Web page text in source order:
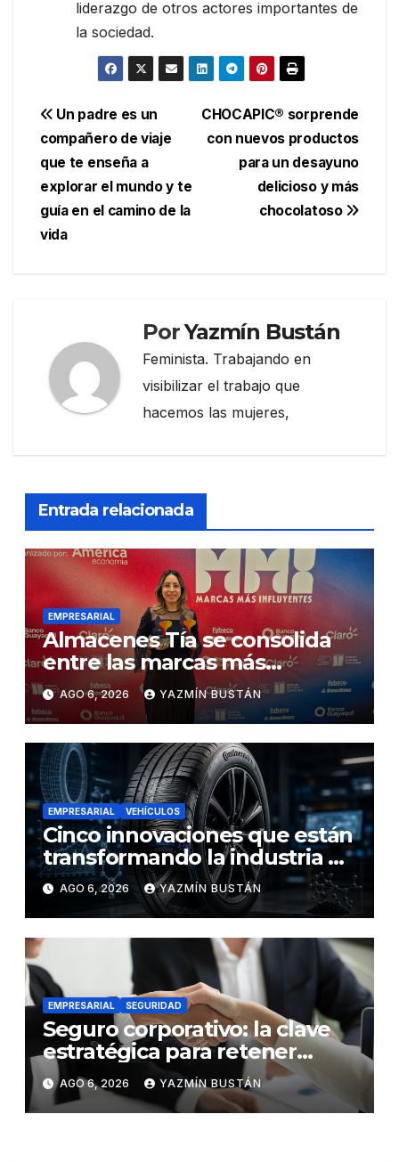
liderazgo de otros actores importantes de
la sociedad.
Navegación
de
entradas
CHOCAPIC® sorprende
con nuevos productos
para un desayuno
delicioso y más
chocolatoso
Un padre es un
compañero de viaje
que te enseña a
explorar el mundo y te
guía en el camino de la
vida
PorYazmín Bustán
Feminista. Trabajando en
visibilizar el trabajo que
hacemos las mujeres,
Entrada relacionada
EMPRESARIAL
Almacenes Tía se consolida
entre las marcas más
influyentes del Ecuador
AGO 6, 2026 YAZMÍN BUSTÁN
EMPRESARIAL VEHÍCULOS
Cinco innovaciones que están
transformando la industria de
los neumáticos y redefinen el
futuro de la movilidad
AGO 6, 2026 YAZMÍN BUSTÁN
EMPRESARIAL SEGURIDAD
Seguro corporativo: la clave
estratégica para retener
talento en Ecuador
AGO 6, 2026 YAZMÍN BUSTÁN